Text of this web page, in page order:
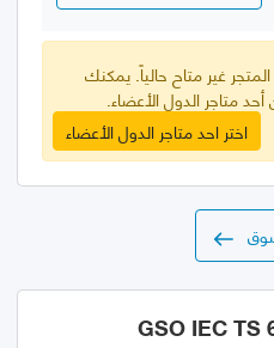
غير متاح حالياً. يمكنك
متاجر الدول الأعضاء.
اختر احد متاجر الدول الأعضاء